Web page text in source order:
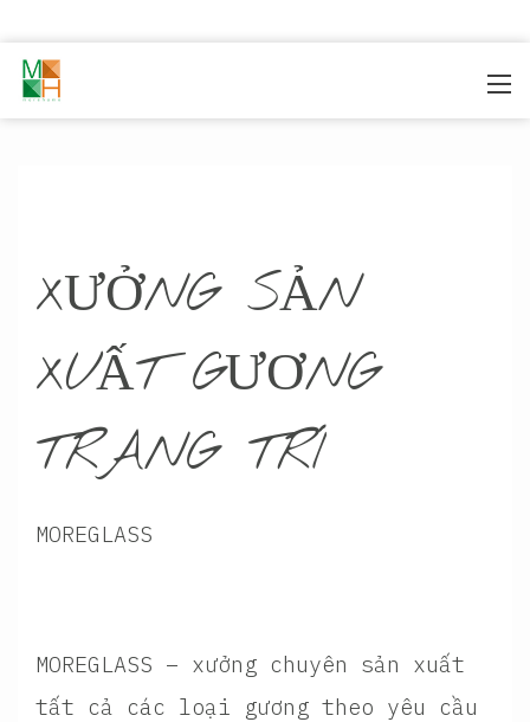
XƯỞNG SẢN
XUẤT GƯƠNG
TRANG TRÍ
MOREGLASS
MOREGLASS – xưởng chuyên sản xuất
tất cả các loại gương theo yêu cầu